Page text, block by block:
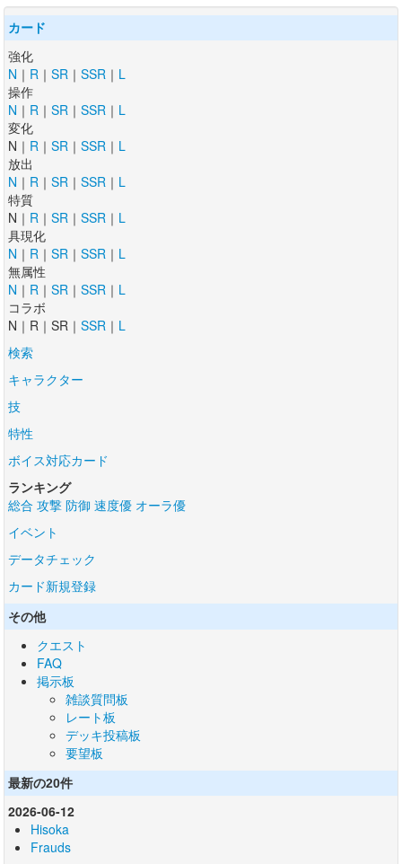
カード
強化
N ｜ R ｜ SR ｜ SSR ｜ L
操作
N ｜ R ｜ SR ｜ SSR ｜ L
変化
N｜ R ｜ SR ｜ SSR ｜ L
放出
N ｜ R ｜ SR ｜ SSR ｜ L
特質
N｜ R ｜ SR ｜ SSR ｜ L
具現化
N ｜ R ｜ SR ｜ SSR ｜ L
無属性
N ｜ R ｜ SR ｜ SSR ｜ L
コラボ
N｜R｜SR｜ SSR ｜ L
検索
キャラクター
技
特性
ボイス対応カード
ランキング
総合 攻撃 防御 速度優 オーラ優
イベント
データチェック
カード新規登録
その他
クエスト
FAQ
掲示板
雑談質問板
レート板
デッキ投稿板
要望板
最新の20件
2026-06-12
Hisoka
Frauds